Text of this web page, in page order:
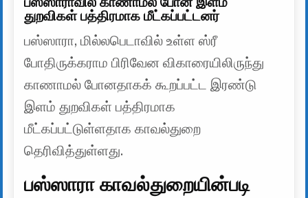
துறவிகள் பத்திரமாக மீட்கப்பட்டனர்
பஸ்ஸாரா, மில்லபெடாவில் உள்ள ஸ்ரீ
போதிருக்கராம பிரிவேன விகாரையிலிருந்து
காணாமல் போனதாகக் கூறப்பட்ட இரண்டு
இளம் துறவிகள் பத்திரமாக
மீட்கப்பட்டுள்ளதாக காவல்துறை
தெரிவித்துள்ளது.
பஸ்ஸாரா காவல்துறையின்படி